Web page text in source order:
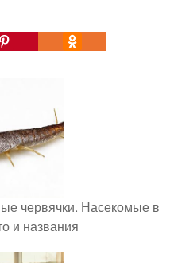
червячки. Насекомые в
и названия